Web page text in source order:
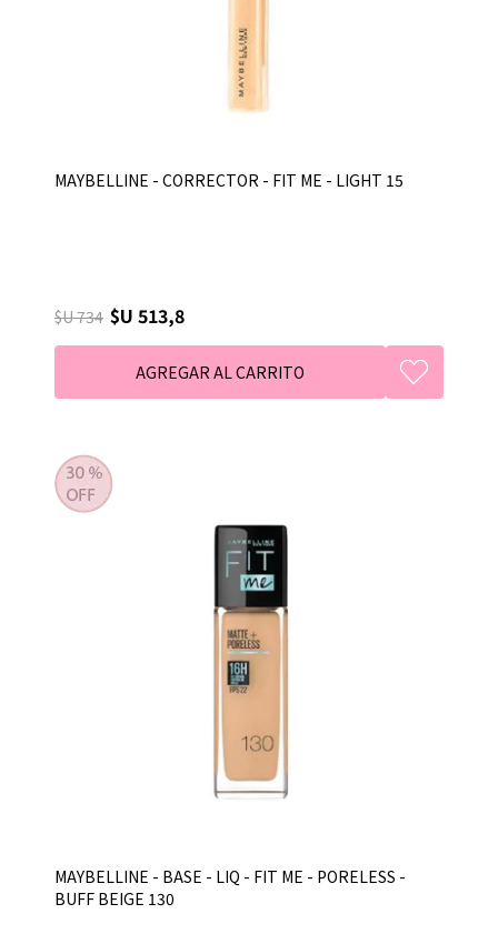
MAYBELLINE - CORRECTOR - FIT ME - LIGHT 15
$U 734 $U 513,8
MAYBELLINE - BASE - LIQ - FIT ME - PORELESS -
BUFF BEIGE 130